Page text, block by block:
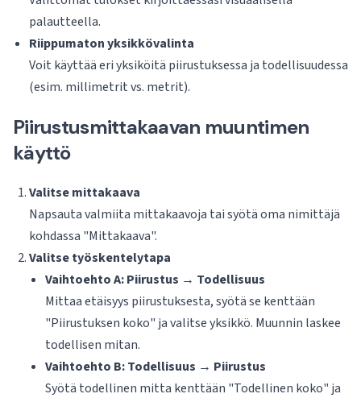
palautteella.
Riippumaton yksikkövalinta
Voit käyttää eri yksiköitä piirustuksessa ja todellisuudessa
(esim. millimetrit vs. metrit).
Piirustusmittakaavan muuntimen
käyttö
Valitse mittakaava
Napsauta valmiita mittakaavoja tai syötä oma nimittäjä
kohdassa "Mittakaava".
Valitse työskentelytapa
Vaihtoehto A: Piirustus → Todellisuus
Mittaa etäisyys piirustuksesta, syötä se kenttään
"Piirustuksen koko" ja valitse yksikkö. Muunnin laskee
todellisen mitan.
Vaihtoehto B: Todellisuus → Piirustus
Syötä todellinen mitta kenttään "Todellinen koko" ja